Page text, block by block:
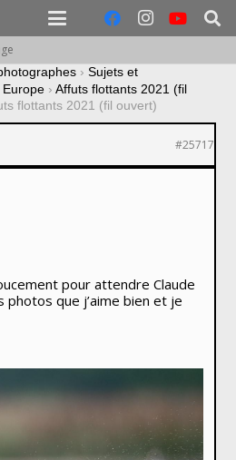
› Sujets et
› Affuts flottants 2021 (fil
flottants 2021 (fil ouvert)
#25717
pour attendre Claude
que j’aime bien et je